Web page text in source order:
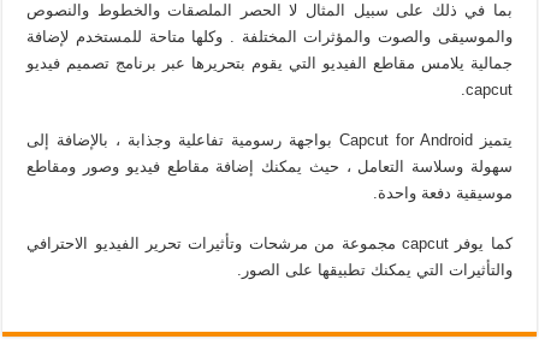
بما في ذلك على سبيل المثال لا الحصر الملصقات والخطوط والنصوص
والموسيقى والصوت والمؤثرات المختلفة . وكلها متاحة للمستخدم لإضافة
جمالية يلامس مقاطع الفيديو التي يقوم بتحريرها عبر برنامج تصميم فيديو
capcut.
يتميز Capcut for Android بواجهة رسومية تفاعلية وجذابة ، بالإضافة إلى
سهولة وسلاسة التعامل ، حيث يمكنك إضافة مقاطع فيديو وصور ومقاطع
موسيقية دفعة واحدة.
كما يوفر capcut مجموعة من مرشحات وتأثيرات تحرير الفيديو الاحترافي
والتأثيرات التي يمكنك تطبيقها على الصور.